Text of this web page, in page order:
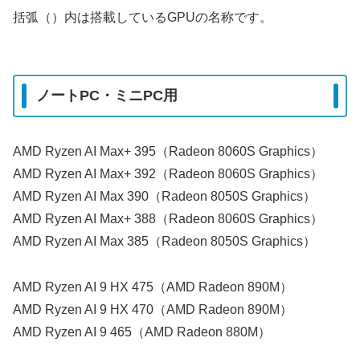
括弧（）内は搭載しているGPUの名称です。
ノートPC・ミニPC用
AMD Ryzen AI Max+ 395（Radeon 8060S Graphics）
AMD Ryzen AI Max+ 392（Radeon 8060S Graphics）
AMD Ryzen AI Max 390（Radeon 8050S Graphics）
AMD Ryzen AI Max+ 388（Radeon 8060S Graphics）
AMD Ryzen AI Max 385（Radeon 8050S Graphics）
AMD Ryzen AI 9 HX 475（AMD Radeon 890M）
AMD Ryzen AI 9 HX 470（AMD Radeon 890M）
AMD Ryzen AI 9 465（AMD Radeon 880M）